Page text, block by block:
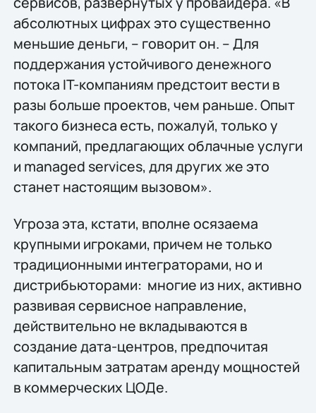
абсолютных цифрах это существенно
меньшие деньги, – говорит он. – Для
поддержания устойчивого денежного
потока IT-компаниям предстоит вести в
разы больше проектов, чем раньше. Опыт
такого бизнеса есть, пожалуй, только у
компаний, предлагающих облачные услуги
и managed services, для других же это
станет настоящим вызовом».
Угроза эта, кстати, вполне осязаема
крупными игроками, причем не только
традиционными интеграторами, но и
дистрибьюторами: многие из них, активно
развивая сервисное направление,
действительно не вкладываются в
создание дата-центров, предпочитая
капитальным затратам аренду мощностей
в коммерческих ЦОДе.